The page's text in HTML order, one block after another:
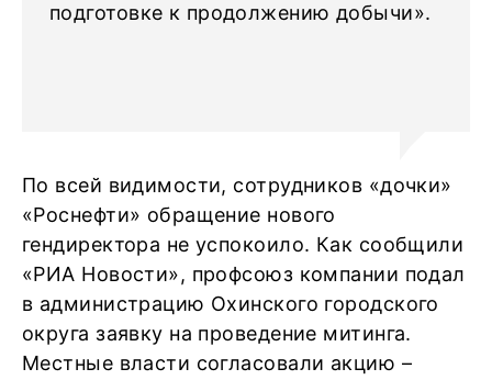
подготовке к продолжению добычи».
По всей видимости, сотрудников «дочки»
«Роснефти» обращение нового
гендиректора не успокоило. Как сообщили
«РИА Новости», профсоюз компании подал
в администрацию Охинского городского
округа заявку на проведение митинга.
Местные власти согласовали акцию –